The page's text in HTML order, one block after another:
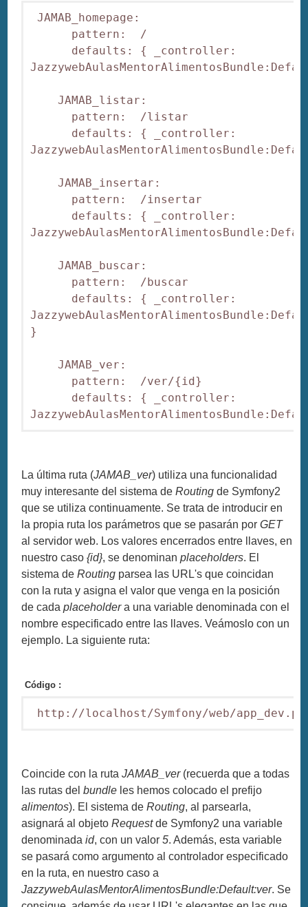
JAMAB_homepage:
pattern:  /
defaults: { _controller:
JAMAB_listar:
pattern:  /listar
defaults: { _controller:
JAMAB_insertar:
pattern:  /insertar
defaults: { _controller:
JAMAB_buscar:
pattern:  /buscar
defaults: { _controller:
}
JAMAB_ver:
pattern:  /ver/{id}
defaults: { _controller:
La última ruta (JAMAB_ver) utiliza una funcionalidad
muy interesante del sistema deRouting de Symfony2
que se utiliza continuamente. Se trata de introducir en
la propia ruta los parámetros que se pasarán porGET
al servidor web. Los valores encerrados entre llaves, en
nuestro caso{id}, se denominanplaceholders. El
sistema deRouting parsea las URL's que coincidan
con la ruta y asigna el valor que venga en la posición
de cadaplaceholdera una variable denominada con el
nombre especificado entre las llaves. Veámoslo con un
ejemplo. La siguiente ruta:
Código :
Coincide con la rutaJAMAB_ver(recuerda que a todas
las rutas delbundle les hemos colocado el prefijo
alimentos). El sistema deRouting, al parsearla,
asignará al objetoRequestde Symfony2 una variable
denominadaid, con un valor5. Además, esta variable
se pasará como argumento al controlador especificado
en la ruta, en nuestro caso a
JazzywebAulasMentorAlimentosBundle:Default:ver. Se